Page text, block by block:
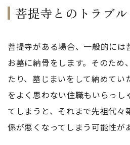
菩提寺とのトラブル
菩提寺がある場合、一般的には
お墓に納骨をします。そのため
たり、墓じまいをして納めてい
をよく思わない住職もいらっし
てしまうと、それまで先祖代々
係が悪くなってしまう可能性が